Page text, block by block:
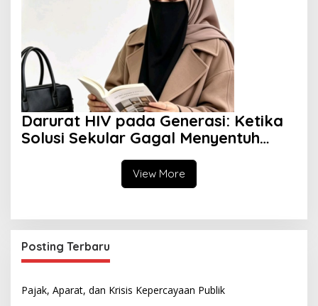
Darurat HIV pada Generasi: Ketika
Solusi Sekular Gagal Menyentuh
Akar Masalah
View More
Posting Terbaru
Pajak, Aparat, dan Krisis Kepercayaan Publik